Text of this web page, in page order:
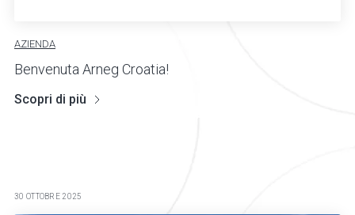
AZIENDA
Benvenuta Arneg Croatia!
Scopri di più
30 OTTOBRE 2025